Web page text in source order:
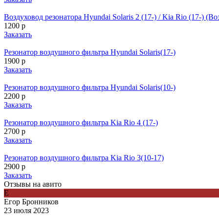
Воздуховод резонатора Hyundai Solaris 2 (17-) / Kia Rio (17-)
1200 р
Заказать
Резонатор воздушного фильтра Hyundai Solaris(17-)
1900 р
Заказать
Резонатор воздушного фильтра Hyundai Solaris(10-)
2200 р
Заказать
Резонатор воздушного фильтра Kia Rio 4 (17-)
2700 р
Заказать
Резонатор воздушного фильтра Kia Rio 3(10-17)
2900 р
Заказать
Отзывы на авито
Е
Егор Бронников
23 июля 2023